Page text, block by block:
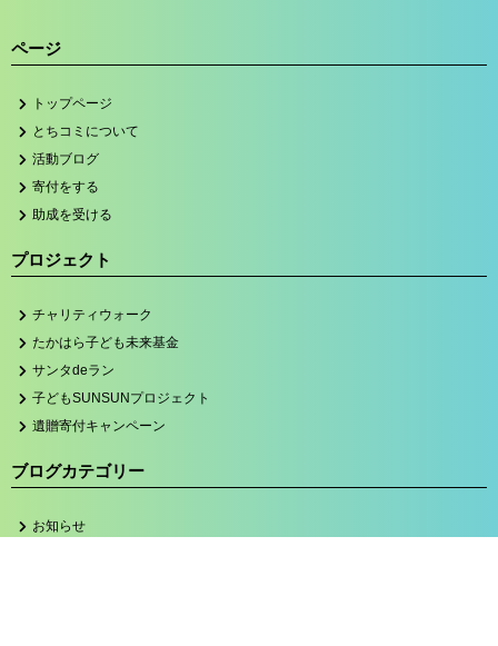
ページ
トップページ
とちコミについて
活動ブログ
寄付をする
助成を受ける
プロジェクト
チャリティウォーク
たかはら子ども未来基金
サンタdeラン
子どもSUNSUNプロジェクト
遺贈寄付キャンペーン
ブログカテゴリー
お知らせ